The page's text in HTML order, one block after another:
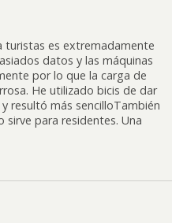
turistas es extremadamente
datos y las máquinas
por lo que la carga de
He utilizado bicis de dar
resultó más sencilloTambién
para residentes. Una